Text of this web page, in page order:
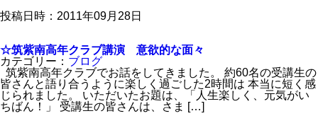
投稿日時：2011年09月28日
☆筑紫南高年クラブ講演 意欲的な面々
カテゴリー： ブログ
筑紫南高年クラブでお話をしてきました。 約60名の受講生の
皆さんと語り合うように楽しく過ごした2時間は 本当に短く感
じられました。 いただいたお題は、「人生楽しく、元気がい
ちばん！」 受講生の皆さんは、さま […]